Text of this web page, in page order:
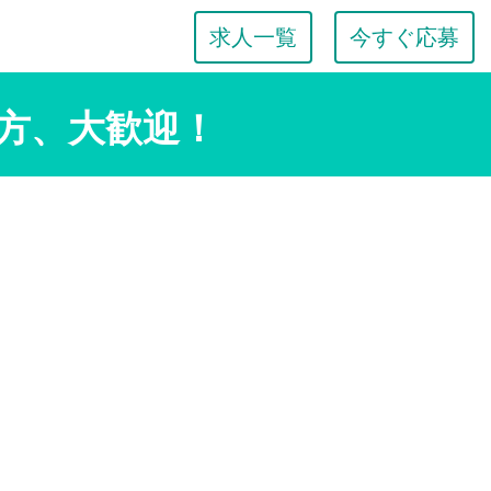
今すぐ応募
求人一覧
、大歓迎！